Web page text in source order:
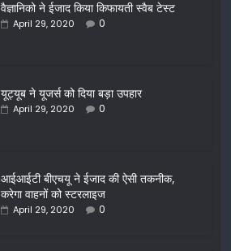
वैज्ञानिको ने ईजाद किया किफायती स्वैब टेस्ट
April 29, 2020 0
यूट्यूब ने यूजर्स को दिया बड़ा उपहार
April 29, 2020 0
आईआईटी बीएचयू ने ईजाद की ऐसी तकनीक,
करेगा वाहनों को स्टरलाइज
April 29, 2020 0